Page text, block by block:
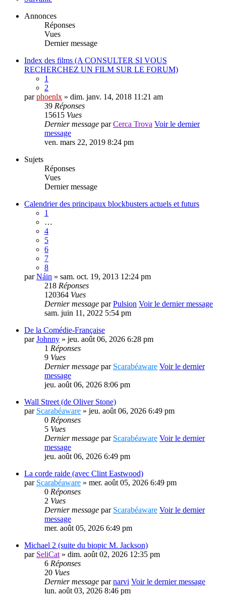
Annonces
Réponses
Vues
Dernier message
Index des films (A CONSULTER SI VOUS
RECHERCHEZ UN FILM SUR LE FORUM)
1
2
parphoenlx » dim. janv. 14, 2018 11:21 am
39 Réponses
15615 Vues
Dernier message parCerca Trova Voir le dernier
message
ven. mars 22, 2019 8:24 pm
Sujets
Réponses
Vues
Dernier message
Calendrier des principaux blockbusters actuels et futurs
1
…
4
5
6
7
8
parNáin » sam. oct. 19, 2013 12:24 pm
218 Réponses
120364 Vues
Dernier message parPulsion Voir le dernier message
sam. juin 11, 2022 5:54 pm
De la Comédie-Française
parJohnny » jeu. août 06, 2026 6:28 pm
1 Réponses
9 Vues
Dernier message par Scarabéaware Voir le dernier
message
jeu. août 06, 2026 8:06 pm
Wall Street (de Oliver Stone)
par Scarabéaware » jeu. août 06, 2026 6:49 pm
0 Réponses
5 Vues
Dernier message par Scarabéaware Voir le dernier
message
jeu. août 06, 2026 6:49 pm
La corde raide (avec Clint Eastwood)
par Scarabéaware » mer. août 05, 2026 6:49 pm
0 Réponses
2 Vues
Dernier message par Scarabéaware Voir le dernier
message
mer. août 05, 2026 6:49 pm
Michael 2 (suite du biopic M. Jackson)
par SeliCat » dim. août 02, 2026 12:35 pm
6 Réponses
20 Vues
Dernier message parnarvi Voir le dernier message
lun. août 03, 2026 8:46 pm